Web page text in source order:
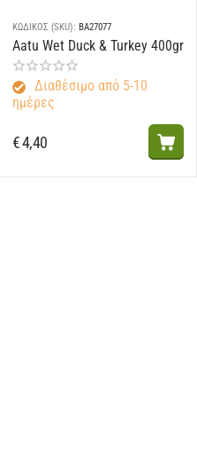
ΚΩΔΙΚΟΣ (SKU): BA27077
Aatu Wet Duck & Turkey 400gr
Διαθέσιμο από 5-10
ημέρες
€4,40